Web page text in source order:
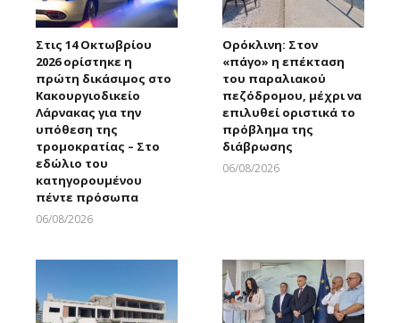
Στις 14 Οκτωβρίου
2026 ορίστηκε η
πρώτη δικάσιμος στο
Κακουργιοδικείο
Λάρνακας για την
υπόθεση της
τρομοκρατίας – Στο
εδώλιο του
κατηγορουμένου
πέντε πρόσωπα
06/08/2026
Ορόκλινη: Στον
«πάγο» η επέκταση
του παραλιακού
πεζόδρομου, μέχρι να
επιλυθεί οριστικά το
πρόβλημα της
διάβρωσης
06/08/2026